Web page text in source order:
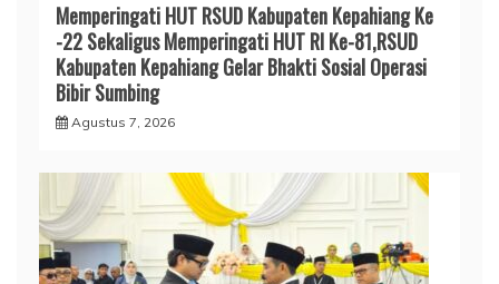
Memperingati HUT RSUD Kabupaten Kepahiang Ke
-22 Sekaligus Memperingati HUT RI Ke-81,RSUD
Kabupaten Kepahiang Gelar Bhakti Sosial Operasi
Bibir Sumbing
Agustus 7, 2026